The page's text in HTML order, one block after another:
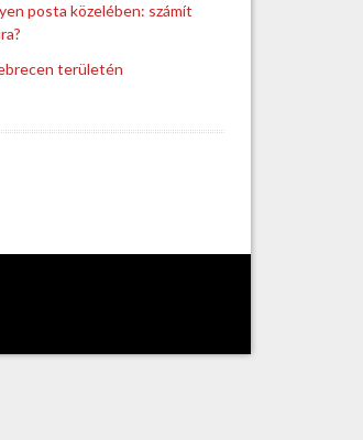
posta közelében: számít
területén